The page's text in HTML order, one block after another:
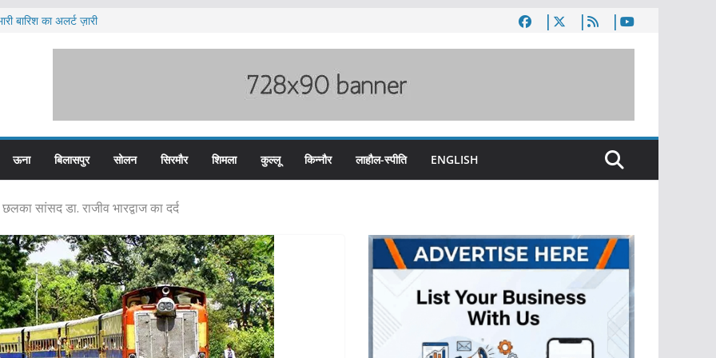
बारिश का अलर्ट ज़ारी
ऊना बिलासपुर सोलन सिरमौर शिमला कुल्लू किन्नौर लाहौल-स्पीति ENGLISH
सांसद डा. राजीव भारद्वाज का दर्द